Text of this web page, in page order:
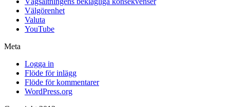
Välgörenhet
Valuta
YouTube
Meta
Logga in
Flöde för inlägg
Flöde för kommentarer
WordPress.org